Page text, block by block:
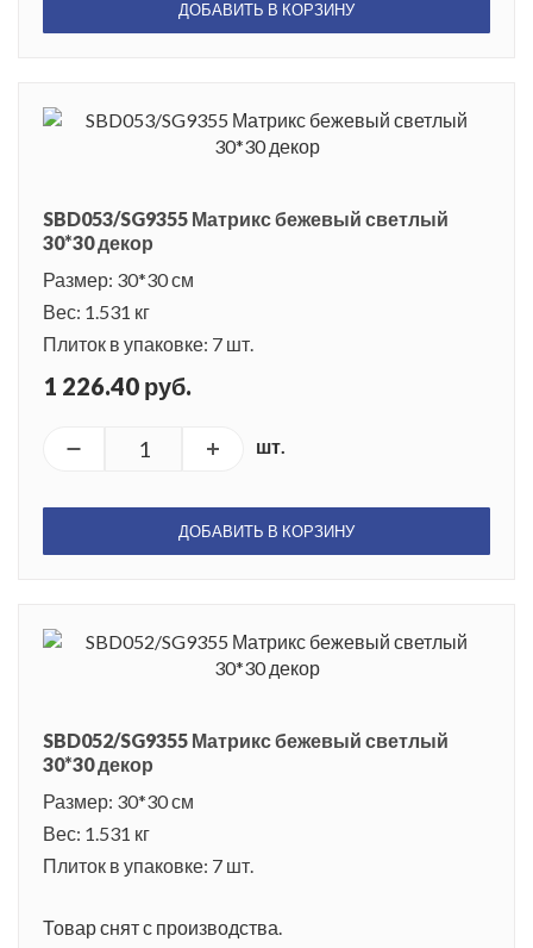
ДОБАВИТЬ В КОРЗИНУ
SBD053/SG9355 Матрикс бежевый светлый
30*30 декор
Размер: 30*30 см
Вес: 1.531 кг
Плиток в упаковке: 7 шт.
1 226.40 руб.
шт.
ДОБАВИТЬ В КОРЗИНУ
SBD052/SG9355 Матрикс бежевый светлый
30*30 декор
Размер: 30*30 см
Вес: 1.531 кг
Плиток в упаковке: 7 шт.
Товар снят с производства.